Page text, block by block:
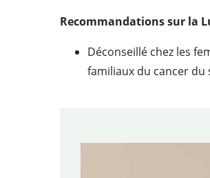
Recommandations sur la
Déconseillé chez les
familiaux du cancer du